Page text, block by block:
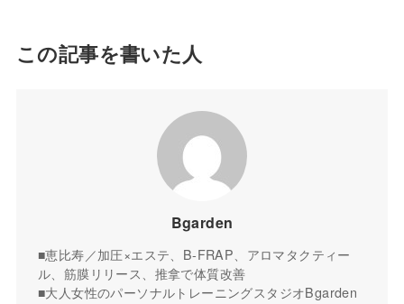
この記事を書いた人
Bgarden
■恵比寿／加圧×エステ、B-FRAP、アロマタクティー
ル、筋膜リリース、推拿で体質改善
■大人女性のパーソナルトレーニングスタジオBgarden